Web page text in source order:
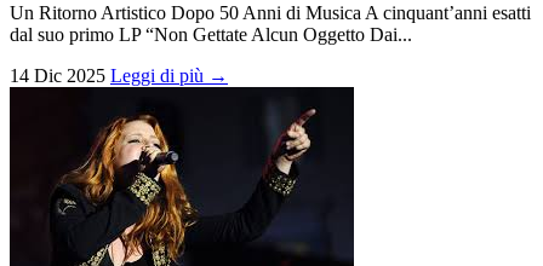
Un Ritorno Artistico Dopo 50 Anni di Musica A cinquant’anni esatti
dal suo primo LP “Non Gettate Alcun Oggetto Dai...
14 Dic 2025 Leggi di più →